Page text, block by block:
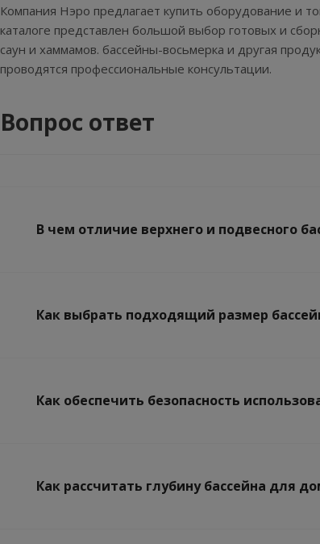
Компания Нэро предлагает купить оборудование и
каталоге представлен большой выбор готовых и
саун и хаммамов. бассейны-восьмерка и другая
проводятся профессиональные консультации.
Вопрос ответ
В чем отличие верхнего и подвесного
Как выбрать подходящий размер
Как обеспечить безопасность
Как рассчитать глубину бассейна для